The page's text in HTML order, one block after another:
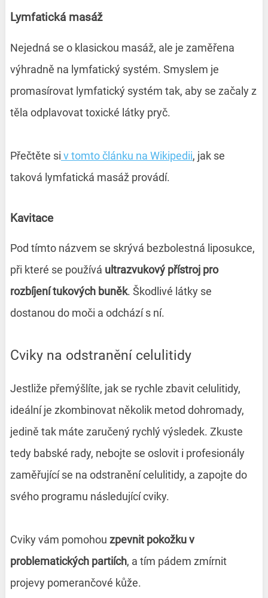
Lymfatická masáž
Nejedná se o klasickou masáž, ale je zaměřena
výhradně na lymfatický systém. Smyslem je
promasírovat lymfatický systém tak, aby se začaly z
těla odplavovat toxické látky pryč.
Přečtěte si v tomto článku na Wikipedii, jak se
taková lymfatická masáž provádí.
Kavitace
Pod tímto názvem se skrývá bezbolestná liposukce,
při které se používá ultrazvukový přístroj pro
rozbíjení tukových buněk. Škodlivé látky se
dostanou do moči a odchází s ní.
Cviky na odstranění celulitidy
Jestliže přemýšlíte, jak se rychle zbavit celulitidy,
ideální je zkombinovat několik metod dohromady,
jedině tak máte zaručený rychlý výsledek. Zkuste
tedy babské rady, nebojte se oslovit i profesionály
zaměřující se na odstranění celulitidy, a zapojte do
svého programu následující cviky.
Cviky vám pomohou zpevnit pokožku v
problematických partiích, a tím pádem zmírnit
projevy pomerančové kůže.